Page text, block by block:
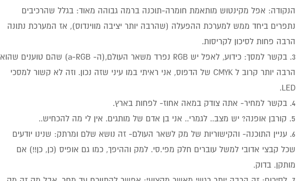
הנקודה: אפל מקינטוש מותאמת חומרה-תוכנה ברמה גבוהה מאוד: בגלל שהרכיבים
נתפרים ביחד ממש למערכת ההפעלה (שהרבה יותר יציבה מווינדוס), אז המערכת נתונה
הרבה פחות לסיכון לקריסות.
3. בקשר למסך: כידוע, לאפל יש RGB נפרד משאר העולם,(ה- a-RGB) שהם טוענים שהוא
הרבה יותר קרוב ל CMYK של הדפוס, אני ראיתי במו עיני שזה נכון. וזה לא קשור למסכי
LED.
4. בקשר למחיר- אתה צודק במאה אחוז- לפחות בארץ.
5. קורבן אופנה? יש מצב.. לגמרי.. אני בן אדם של מותגים. אין לי מה להכחיש..
6. עניין התוכנה- והקישוריות של מק לשאר העולם- זה נושא שלם ומרתק: שנינו יודעים
שכל קבצי אדובי למשל עוברים חלק מפי.סי. למק וההיפך, כמו גם אופיס (כן, כן!!) אם
מותקן. בדוק.